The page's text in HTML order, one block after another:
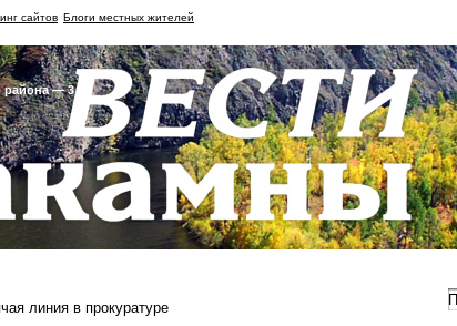
сайтов Блоги местных жителей
района — 3
линия в прокуратуре